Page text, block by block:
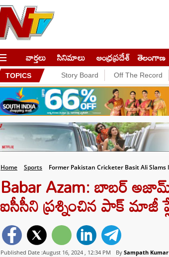
వార్తలు సినిమాలు ఆంధ్రప్రదేశ్ తెలంగాణ
TOPICS Story Board Off The Record
Home Sports Former Pakistan Cricketer Basit Ali Slams
Babar Azam: బాబర్‌
ఐసీసీని ప్రశ్నించిన పాక్ మాజీ
Published Date :August 16, 2024 , 12:34 PM By Sampath Kumar